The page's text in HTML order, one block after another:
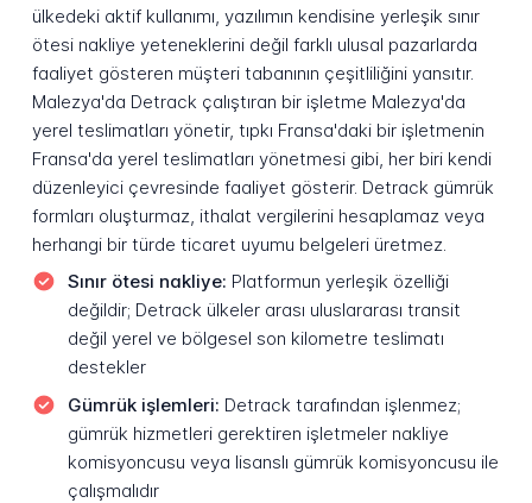
ülkedeki aktif kullanımı, yazılımın kendisine yerleşik sınır
ötesi nakliye yeteneklerini değil farklı ulusal pazarlarda
faaliyet gösteren müşteri tabanının çeşitliliğini yansıtır.
Malezya'da Detrack çalıştıran bir işletme Malezya'da
yerel teslimatları yönetir, tıpkı Fransa'daki bir işletmenin
Fransa'da yerel teslimatları yönetmesi gibi, her biri kendi
düzenleyici çevresinde faaliyet gösterir. Detrack gümrük
formları oluşturmaz, ithalat vergilerini hesaplamaz veya
herhangi bir türde ticaret uyumu belgeleri üretmez.
Sınır ötesi nakliye: Platformun yerleşik özelliği
değildir; Detrack ülkeler arası uluslararası transit
değil yerel ve bölgesel son kilometre teslimatı
destekler
Gümrük işlemleri: Detrack tarafından işlenmez;
gümrük hizmetleri gerektiren işletmeler nakliye
komisyoncusu veya lisanslı gümrük komisyoncusu ile
çalışmalıdır